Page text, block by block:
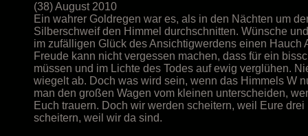
(38) August 2010
Ein wahrer Goldregen war es, als in den Nächten um
Silberschweif den Himmel durchschnitten. Wünsche
im zufälligen Glück des Ansichtigwerdens einen
Freude kann nicht vergessen machen, dass für ein
müssen und im Lichte des Todes auf ewig verglühen.
wiegelt ab. Doch was wird sein, wenn das Himmels W
man den großen Wagen vom kleinen unterscheiden,
Euch trauern. Doch wir werden scheitern, weil Eure
scheitern, weil wir da sind.